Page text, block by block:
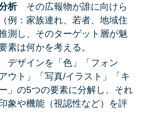
析 その広報物が誰に向けら
例：家族連れ、若者、地域住
測し、そのターゲット層が魅
素は何かを考える。
デザインを「色」「フォン
ウト」「写真/イラスト」「キ
」の5つの要素に分解し、それ
象や機能（視認性など）を評